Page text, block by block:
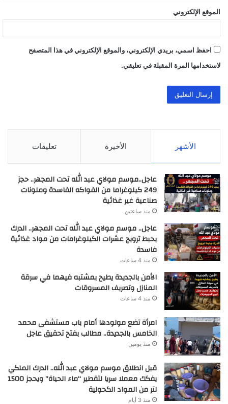
الموقع الإلكتروني
احفظ اسمي، بريدي الإلكتروني، والموقع الإلكتروني في هذا المتصفح
لاستخدامها المرة المقبلة في تعليقي.
الأشهر الأخيرة تعليقات
عاجل..موسم مولاي عبد الله تحت المجهر.. حجز
249 كيلوغراما من الفواكه الفاسدة وملونات
صناعية غير غذائية
منذ ساعتين
عاجل.. موسم مولاي عبد الله تحت المجهر.. الدرك
يحبط ترويج عشرات الكيلوغرامات من مواد غذائية
فاسدة
منذ 4 ساعات
الأمن بالجديدة يطيح بمشتبه فيهما في سرقة
المنازل وتصريف المسروقات
منذ 4 ساعات
امرأة تضع مولودها أمام باب مستشفى محمد
الخامس بالجديدة.. مطالب بفتح تحقيق عاجل
منذ يومين
قبل انطلاق موسم مولاي عبد الله.. الدرك الملكي
يفكك معملا سريا لتقطير “ماء الحياة” ويحجز 1500
لتر من المواد الكحولية
منذ 3 أيام